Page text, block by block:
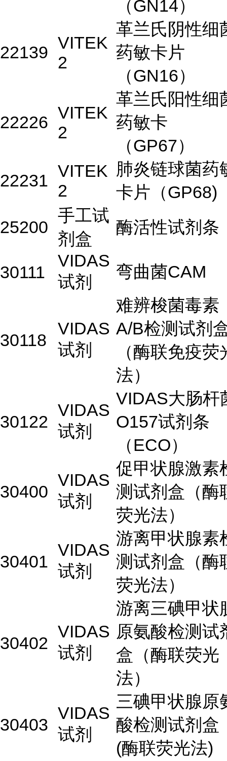
（GN14）
22139 VITEK
2
革兰氏阴性细
药敏卡片
（GN16）
22226 VITEK
2
革兰氏阳性细
药敏卡
（GP67）
22231 VITEK
2
肺炎链球菌药
卡片（GP68)
25200
手工试
剂盒
酶活性试剂条
30111
VIDAS
试剂
弯曲菌CAM
30118
VIDAS
试剂
难辨梭菌毒素
A/B检测试剂
（酶联免疫荧
法）
30122
VIDAS
试剂
VIDAS大肠杆
O157试剂条
（ECO）
30400
VIDAS
试剂
促甲状腺激素
测试剂盒（酶
荧光法）
30401
VIDAS
试剂
游离甲状腺素
测试剂盒（酶
荧光法）
30402
VIDAS
试剂
游离三碘甲状
原氨酸检测试
盒（酶联荧光
法）
30403
VIDAS
试剂
三碘甲状腺原
酸检测试剂盒
(酶联荧光法)